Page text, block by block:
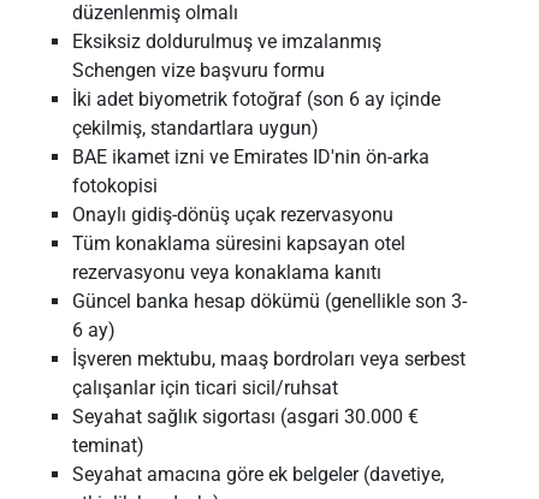
düzenlenmiş olmalı
Eksiksiz doldurulmuş ve imzalanmış
Schengen vize başvuru formu
İki adet biyometrik fotoğraf (son 6 ay içinde
çekilmiş, standartlara uygun)
BAE ikamet izni ve Emirates ID'nin ön-arka
fotokopisi
Onaylı gidiş-dönüş uçak rezervasyonu
Tüm konaklama süresini kapsayan otel
rezervasyonu veya konaklama kanıtı
Güncel banka hesap dökümü (genellikle son 3-
6 ay)
İşveren mektubu, maaş bordroları veya serbest
çalışanlar için ticari sicil/ruhsat
Seyahat sağlık sigortası (asgari 30.000 €
teminat)
Seyahat amacına göre ek belgeler (davetiye,